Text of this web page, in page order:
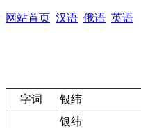
网站首页 汉语 俄语 英语
字词 银纬
银纬